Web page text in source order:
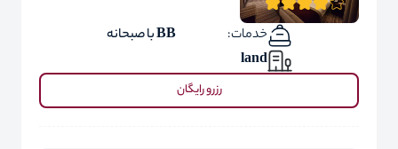
خدمات:
BB با صبحانه
land
رزرو رایگان